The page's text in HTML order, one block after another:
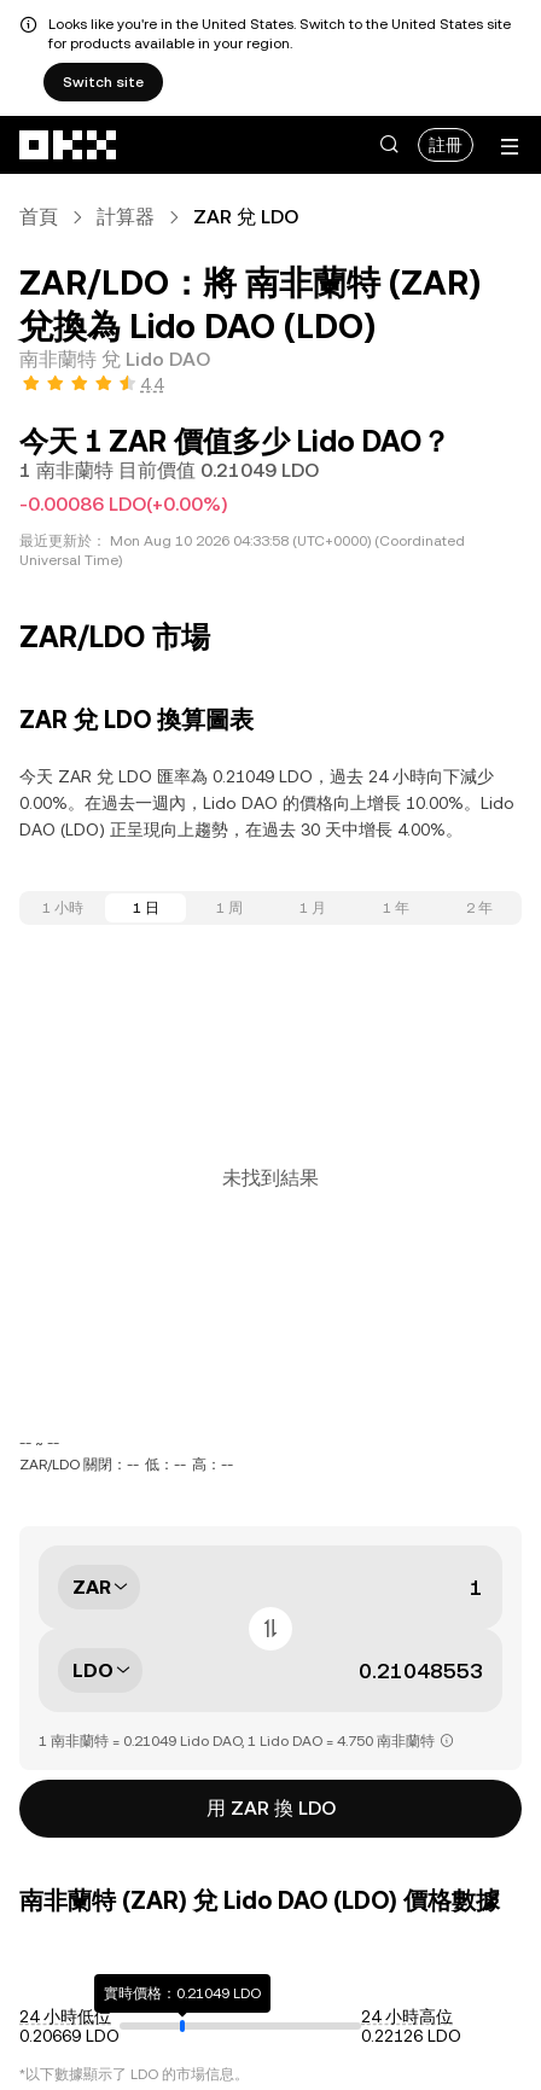
Looks like you're in the United States. Switch to the United States site
for products available in your region.
Switch site
註冊
首頁 計算器 ZAR 兌 LDO
ZAR/LDO：將 南非蘭特 (ZAR)
兌換為 Lido DAO (LDO)
南非蘭特 兌 Lido DAO
4.4
今天 1 ZAR 價值多少 Lido DAO？
1 南非蘭特 目前價值 0.21049 LDO
-0.00086 LDO(+0.00%)
最近更新於：
Mon Aug 10 2026 04:33:58 (UTC+0000) (Coordinated
Universal Time)
ZAR/LDO 市場
ZAR 兌 LDO 換算圖表
今天 ZAR 兌 LDO 匯率為 0.21049 LDO，過去 24 小時向下減少
0.00%。在過去一週內，Lido DAO 的價格向上增長 10.00%。Lido
DAO (LDO) 正呈現向上趨勢，在過去 30 天中增長 4.00%。
1 小時 1 日 1 周 1 月 1 年 2 年
未找到結果
-- ~ --
ZAR/LDO 關閉：-- 低：-- 高：--
ZAR
LDO
1 南非蘭特 = 0.21049 Lido DAO, 1 Lido DAO = 4.750 南非蘭特
用 ZAR 換 LDO
南非蘭特 (ZAR) 兌 Lido DAO (LDO) 價格數據
24 小時低位
0.20669 LDO
實時價格：0.21049 LDO
24 小時高位
0.22126 LDO
*以下數據顯示了 LDO 的市場信息。